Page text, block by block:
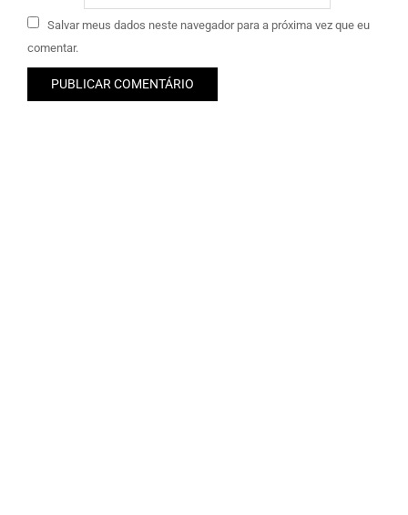
Salvar meus dados neste navegador para a próxima vez que eu
comentar.